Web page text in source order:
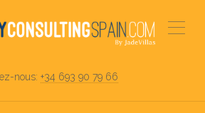
nous: +34 693 90 79 66